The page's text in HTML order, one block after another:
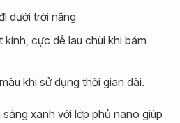
dưới trời nắng
kính, cực dễ lau chùi khi bám
khi sử dụng thời gian dài.
xanh với lớp phủ nano giúp